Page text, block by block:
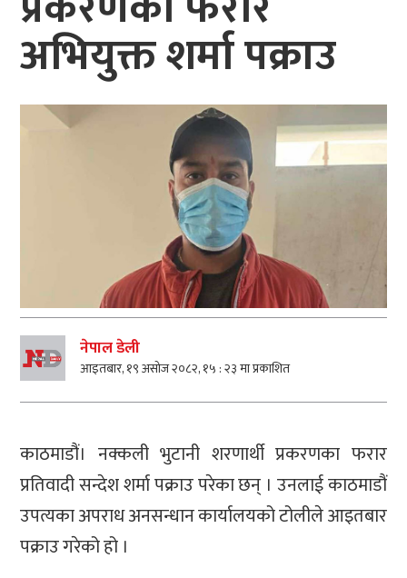
अभियुक्त शर्मा पक्राउ
नेपाल डेली
आइतबार, १९ असोज २०८२, १५ : २३ मा प्रकाशित
काठमाडौं। नक्कली भुटानी शरणार्थी प्रकरणका फरार
प्रतिवादी सन्देश शर्मा पक्राउ परेका छन् । उनलाई काठमाडौं
उपत्यका अपराध अनसन्धान कार्यालयको टोलीले आइतबार
पक्राउ गरेको हो ।